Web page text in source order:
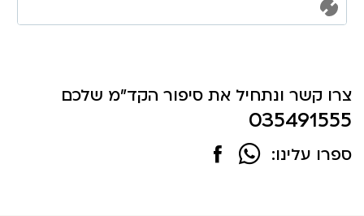
צרו קשר ונתחיל את סיפור הקד"מ שלכם
035491555
ספרו עלינו: